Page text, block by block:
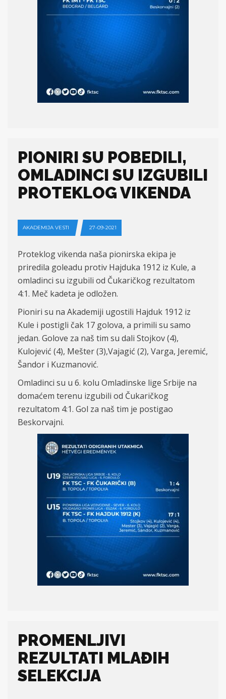
PIONIRI SU POBEDILI,
OMLADINCI SU IZGUBILI
PROTEKLOG VIKENDA
AKADEMIJA VESTI 27-09-2021
Proteklogvikenda naša pionirska ekipa je
priredila goleadu protiv Hajduka 1912 iz Kule, a
omladinci su izgubili od Čukaričkog rezultatom
4:1. Meč kadeta je odložen.
Pioniri su na Akademiji ugostili Hajduk 1912 iz
Kule i postigli čak 17 golova, a primili su samo
jedan. Golove za naš tim su dali Stojkov (4),
Kulojević (4), Mešter(3),Vajagić (2), Varga, Jeremić,
Šandor i Kuzmanović.
Omladinci su u 6. kolu Omladinske lige Srbije na
domaćem terenu izgubili od Čukaričkog
rezultatom 4:1. Gol za naš tim je postigao
Beskorvajni.
PROMENLJIVI
REZULTATI MLAĐIH
SELEKCIJA